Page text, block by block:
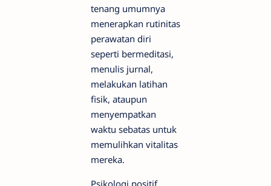
tenang umumnya
menerapkan rutinitas
perawatan diri
seperti bermeditasi,
menulis jurnal,
melakukan latihan
fisik, ataupun
menyempatkan
waktu sebatas untuk
memulihkan vitalitas
mereka.
Psikologi positif